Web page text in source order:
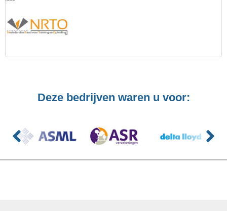
Deze bedrijven waren u voor: